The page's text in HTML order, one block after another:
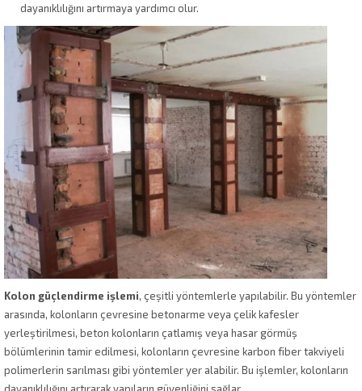
dayanıklılığını artırmaya yardımcı olur.
Kolon güçlendirme işlemi, çeşitli yöntemlerle yapılabilir. Bu yöntemler
arasında, kolonların çevresine betonarme veya çelik kafesler
yerleştirilmesi, beton kolonların çatlamış veya hasar görmüş
bölümlerinin tamir edilmesi, kolonların çevresine karbon fiber takviyeli
polimerlerin sarılması gibi yöntemler yer alabilir. Bu işlemler, kolonların